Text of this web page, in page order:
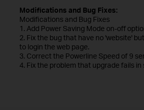
Modifications and Bug Fixes:
Modifications and Bug Fixes
1. Add Power Saving Mode on-off
2. Fix the bug that have no 'website'
to login the web page.
3. Correct the Powerline Speed of 9
4. Fix the problem that upgrade fails